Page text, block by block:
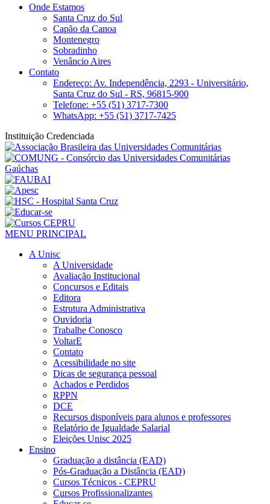
Onde Estamos
Santa Cruz do Sul
Capão da Canoa
Montenegro
Sobradinho
Venâncio Aires
Contato
Endereço: Av. Independência, 2293 - Universitário,
Santa Cruz do Sul - RS, 96815-900
Telefone: +55 (51) 3717-7300
WhatsApp: +55 (51) 3717-7425
Instituição Credenciada
MENU PRINCIPAL
A Unisc
A Universidade
Avaliação Institucional
Concursos e Editais
Editora
Estrutura Administrativa
Ouvidoria
Trabalhe Conosco
VoltarE
Contato
Acessibilidade no site
Dicas de segurança pessoal
Achados e Perdidos
RPPN
DCE
Recursos disponíveis para alunos e professores
Relatório de Igualdade Salarial
Eleições Unisc 2025
Ensino
Graduação a distância (EAD)
Pós-Graduação a Distância (EAD)
Cursos Técnicos - CEPRU
Cursos Profissionalizantes